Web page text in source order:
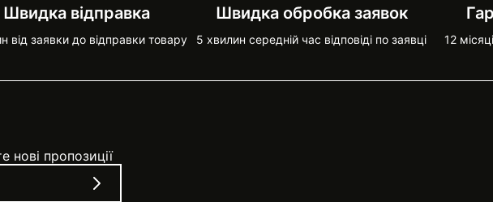
Швидка відправка
від заявки до відправки товару
Швидка обробка заявок
5 хвилин середній час відповіді по заявці 12
нові пропозиції